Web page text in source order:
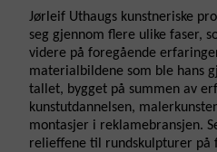
Jørleif Uthaugs kunstneriske
seg gjennom flere ulike faser,
videre på foregående
materialbildene som ble hans
tallet, bygget på summen av
kunstutdannelsen,
montasjer i reklamebransjen.
relieffene til rundskulpturer på